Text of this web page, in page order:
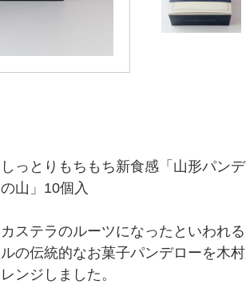
しっとりもちもち新食感「山形パン
の山」10個入
カステラのルーツになったといわれ
ルの伝統的なお菓子パンデローを木
レンジしました。